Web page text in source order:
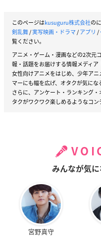
このページはkusuguru株式会社の
剣乱舞/実写映画・ドラマ/アプリ /
覧ください。
アニメ・ゲーム・漫画などの2次元
報・話題をお届けする情報メディア
女性向けアニメをはじめ、少年ア
マーにも幅を広げ、オタクが気にな
さらに、アンケート・ランキング
タクがワクワク楽しめるようなコン
みんなが気
宮野真守